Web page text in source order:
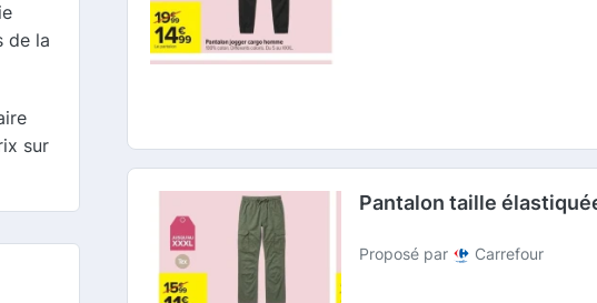
de la
sur
Pantalon taille
Proposé par Carrefour